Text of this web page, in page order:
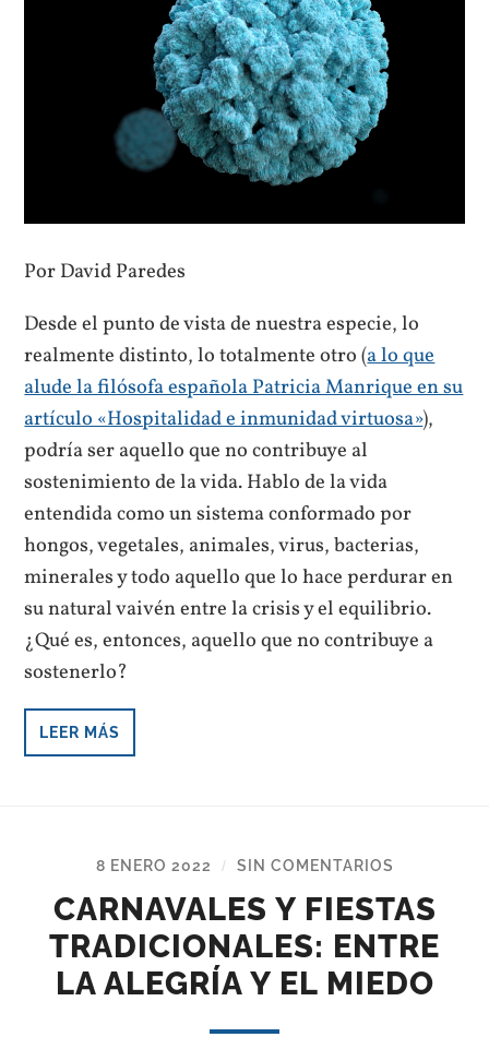
Por David Paredes
Desde el punto de vista de nuestra especie, lo
realmente distinto, lo totalmente otro (a lo que
alude la filósofa española Patricia Manrique en su
artículo «Hospitalidad e inmunidad virtuosa»),
podría ser aquello que no contribuye al
sostenimiento de la vida. Hablo de la vida
entendida como un sistema conformado por
hongos, vegetales, animales, virus, bacterias,
minerales y todo aquello que lo hace perdurar en
su natural vaivén entre la crisis y el equilibrio.
¿Qué es, entonces, aquello que no contribuye a
sostenerlo?
LEER MÁS
8 ENERO 2022 / SIN COMENTARIOS
CARNAVALES Y FIESTAS
TRADICIONALES: ENTRE
LA ALEGRÍA Y EL MIEDO